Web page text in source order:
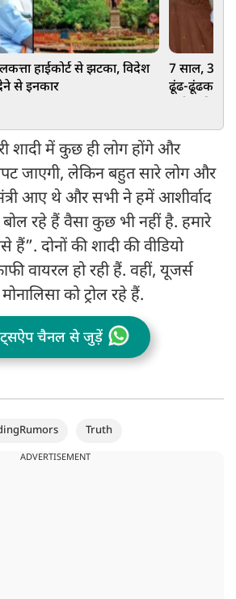
हाईकोर्ट से झटका, विदेश
से इनकार
7 साल, 36
ढूंढ-ढूंढकर
शादी में कुछ ही लोग होंगे और
जाएगी, लेकिन बहुत सारे लोग और
आए थे और सभी ने हमें आशीर्वाद
रहे हैं वैसा कुछ भी नहीं है. हमारे
दोनों की शादी की वीडियो
वायरल हो रही हैं. वहीं, यूजर्स
को ट्रोल रहे हैं.
चैनल से जुड़ें
Truth
ADVERTISEMENT